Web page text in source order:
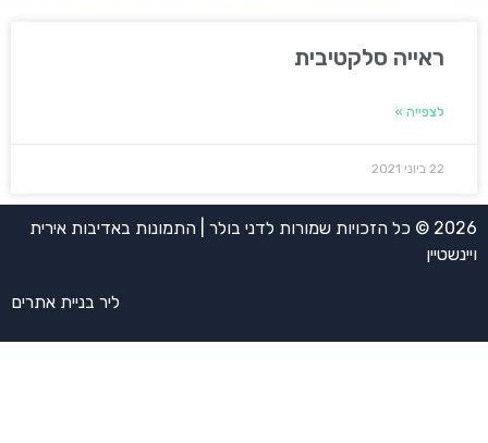
ראייה סלקטיבית
לצפייה »
22 ביוני 2021
2026 © כל הזכויות שמורות לדני בולר | התמונות באדיבות אירית
ויינשטיין
ליר בניית אתרים